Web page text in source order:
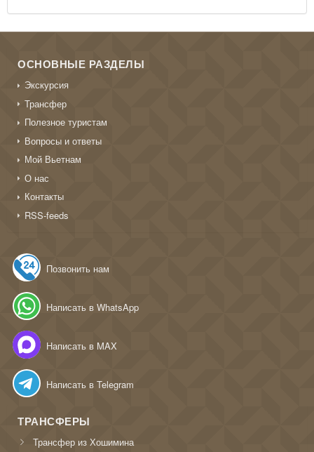
ОСНОВНЫЕ РАЗДЕЛЫ
Экскурсия
Трансфер
Полезное туристам
Вопросы и ответы
Мой Вьетнам
О нас
Контакты
RSS-feeds
Позвонить нам
Написать в WhatsApp
Написать в MAX
Написать в Telegram
ТРАНСФЕРЫ
Трансфер из Хошимина